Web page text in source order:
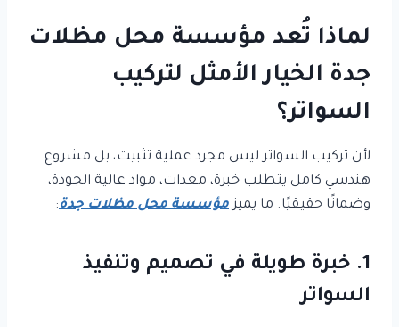
لماذا تُعد مؤسسة محل مظلات
جدة الخيار الأمثل لتركيب
السواتر؟
لأن تركيب السواتر ليس مجرد عملية تثبيت، بل مشروع
هندسي كامل يتطلب خبرة، معدات، مواد عالية الجودة،
وضمانًا حقيقيًا. ما يميزمؤسسة محل مظلات جدة:
1. خبرة طويلة في تصميم وتنفيذ
السواتر